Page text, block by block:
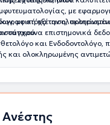
με
με στόχο την
εξέταση,
σύγχρονα επιστημονικά
και Ενδοδοντολόγο,
και ολοκληρωμένης